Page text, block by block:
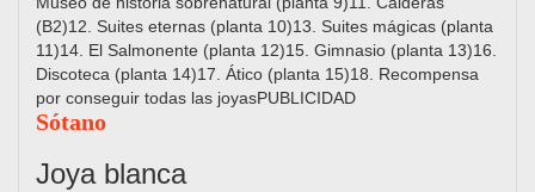
(B2)12. Suites eternas (planta 10)13. Suites mágicas (planta
11)14. El Salmonente (planta 12)15. Gimnasio (planta 13)16.
Discoteca (planta 14)17. Ático (planta 15)18. Recompensa
por conseguir todas las joyasPUBLICIDAD
Sótano
Joya blanca